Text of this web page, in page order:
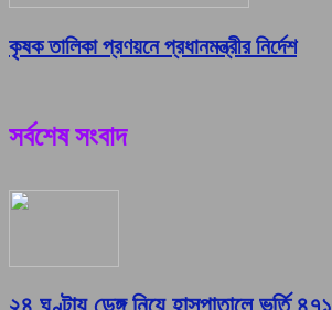
কৃষক তালিকা প্রণয়নে প্রধানমন্ত্রীর নির্দেশ
সর্বশেষ সংবাদ